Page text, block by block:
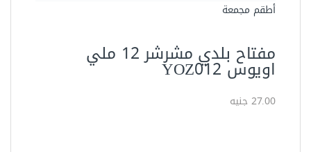
أطقم مجمعة
مفتاح بلدي مشرشر 12 ملي
اويوس YOZ012
27.00 جنيه